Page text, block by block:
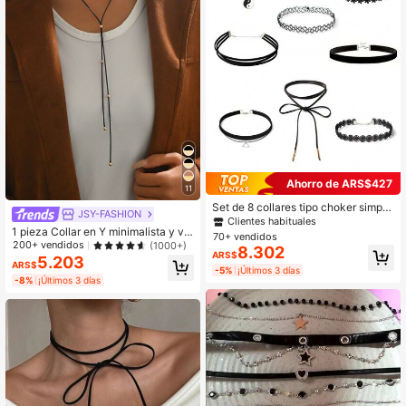
11
JSY-FASHION
1 pieza Collar en Y minimalista y vin
tage con cordón negro y decoració
n de bola de metal, adecuado para
uso diario, fiestas y vacaciones
200+ vendidos (1000+)
ARS$5.203
-8% ¡Últimos 3 días
Ahorro de ARS$427
Set de 8 collares tipo choker simple
s y elegantes, collares cortos de ter
ciopelo europeos y americanos, esti
lo coreano
Clientes habituales
70+ vendidos
ARS$8.302
-5% ¡Últimos 3 días